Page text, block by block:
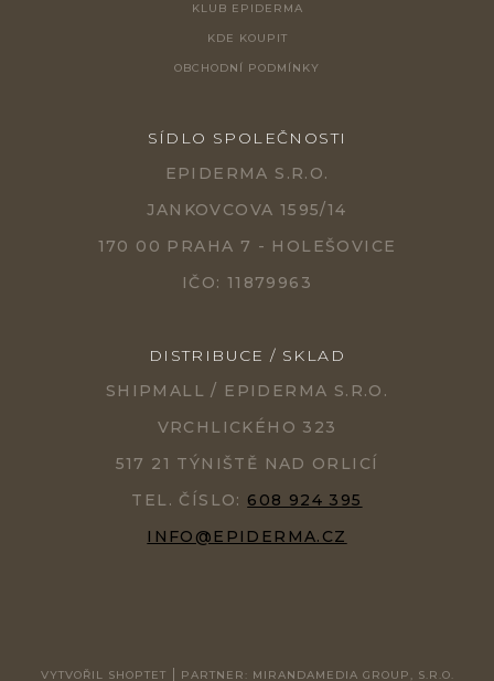
KLUB EPIDERMA
KDE KOUPIT
OBCHODNÍ PODMÍNKY
SÍDLO SPOLEČNOSTI
EPIDERMA S.R.O.
JANKOVCOVA 1595/14
170 00 PRAHA 7 - HOLEŠOVICE
IČO: 11879963
DISTRIBUCE / SKLAD
SHIPMALL / EPIDERMA S.R.O.
VRCHLICKÉHO 323
517 21 TÝNIŠTĚ NAD ORLICÍ
TEL. ČÍSLO: 608 924 395
INFO@EPIDERMA.CZ
VYTVOŘIL SHOPTET PARTNER: MIRANDAMEDIA GROUP, S.R.O.